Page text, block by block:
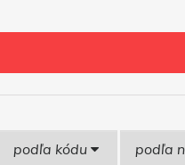
podľa kódu podľa